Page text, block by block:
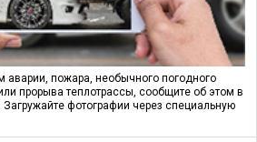
аварии, пожара, необычного погодного
прорыва теплотрассы, сообщите об этом в
фотографии через специальную